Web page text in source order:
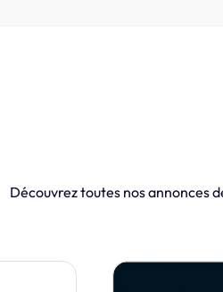
Découvrez toutes nos annonces